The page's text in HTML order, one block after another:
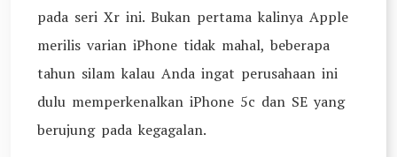
pada seri Xr ini. Bukan pertama kalinya Apple
merilis varian iPhone tidak mahal, beberapa
tahun silam kalau Anda ingat perusahaan ini
dulu memperkenalkan iPhone 5c dan SE yang
berujung pada kegagalan.